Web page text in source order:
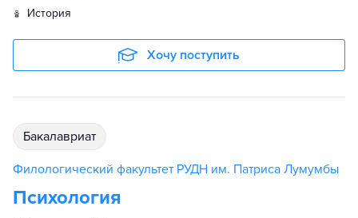
история
Хочу поступить
бакалавриат
Филологический факультет РУДН им. Патриса Лумумбы
Психология